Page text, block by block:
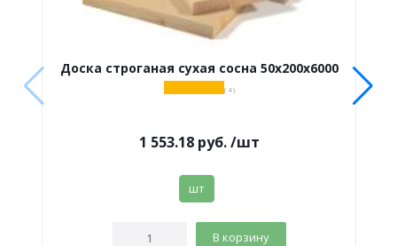
Доска строганая сухая сосна 50х200х6000
( 4 )
1 553.18руб. /шт
шт
В корзину